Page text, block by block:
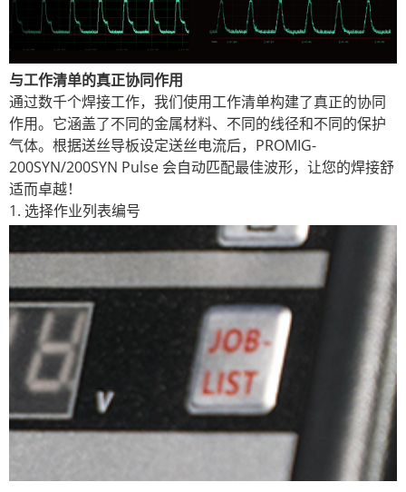
与工作清单的真正协同作用
通过数千个焊接工作，我们使用工作清单构建了真正的协同
作用。它涵盖了不同的金属材料、不同的线径和不同的保护
气体。根据送丝导板设定送丝电流后，PROMIG-
200SYN/200SYN Pulse 会自动匹配最佳波形，让您的焊接舒
适而卓越！
1. 选择作业列表编号